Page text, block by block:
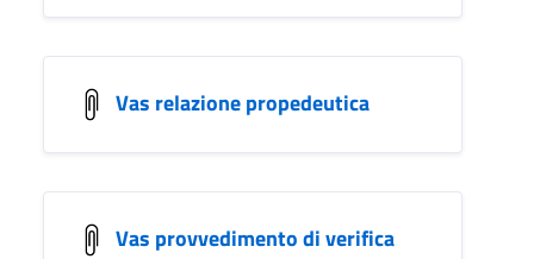
Vas relazione propedeutica
Vas provvedimento di verifica